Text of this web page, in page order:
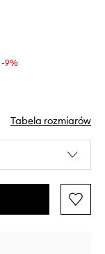
-9%
Tabela rozmiarów